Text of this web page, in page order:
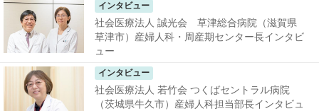
インタビュー
社会医療法人 誠光会 草津総合病院（滋賀県
草津市）産婦人科・周産期センター長インタビ
ュー
インタビュー
社会医療法人 若竹会 つくばセントラル病院
（茨城県牛久市）産婦人科担当部長インタビュ